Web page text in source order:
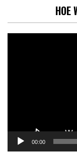
HOE
00:00